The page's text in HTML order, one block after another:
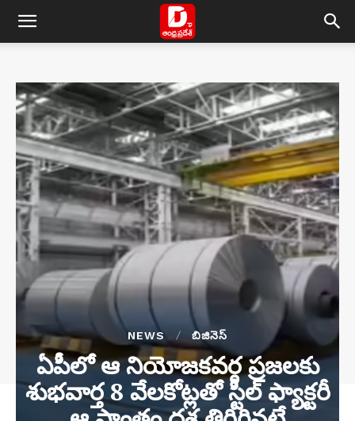
NEWS బిజినెస్
ఏపీలో ఆ నియోజకవర్గ ప్రజలకు
శుభవార్త 8 వేలకోట్లతో స్టీల్ ఫ్యాక్టరీ